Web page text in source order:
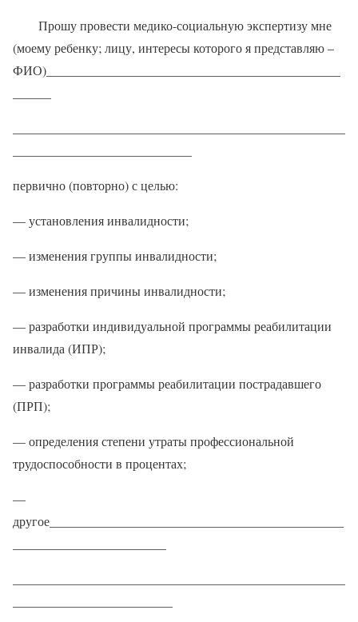
Прошу провести медико-социальную экспертизу мне
(моему ребенку; лицу, интересы которого я представляю –
ФИО)______________________________________________
первично (повторно) с целью:
— установления инвалидности;
— изменения группы инвалидности;
— изменения причины инвалидности;
— разработки индивидуальной программы реабилитации
инвалида (ИПР);
— разработки программы реабилитации пострадавшего
(ПРП);
— определения степени утраты профессиональной
трудоспособности в процентах;
—
другое______________________________________________